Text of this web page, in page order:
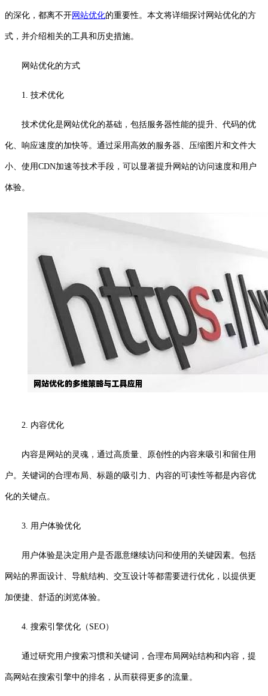
的深化，都离不开网站优化的重要性。本文将详细探讨网站优化的方
式，并介绍相关的工具和历史措施。
网站优化的方式
1. 技术优化
技术优化是网站优化的基础，包括服务器性能的提升、代码的优
化、响应速度的加快等。通过采用高效的服务器、压缩图片和文件大
小、使用CDN加速等技术手段，可以显著提升网站的访问速度和用户
体验。
2. 内容优化
内容是网站的灵魂，通过高质量、原创性的内容来吸引和留住用
户。关键词的合理布局、标题的吸引力、内容的可读性等都是内容优
化的关键点。
3. 用户体验优化
用户体验是决定用户是否愿意继续访问和使用的关键因素。包括
网站的界面设计、导航结构、交互设计等都需要进行优化，以提供更
加便捷、舒适的浏览体验。
4. 搜索引擎优化（SEO）
通过研究用户搜索习惯和关键词，合理布局网站结构和内容，提
高网站在搜索引擎中的排名，从而获得更多的流量。